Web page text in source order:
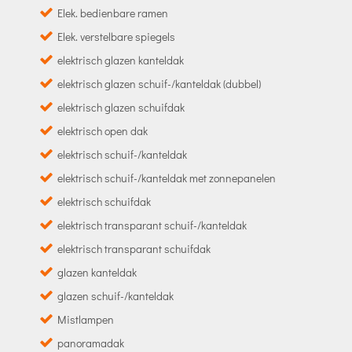
Elek. bedienbare ramen
Elek. verstelbare spiegels
elektrisch glazen kanteldak
elektrisch glazen schuif-/kanteldak (dubbel)
elektrisch glazen schuifdak
elektrisch open dak
elektrisch schuif-/kanteldak
elektrisch schuif-/kanteldak met zonnepanelen
elektrisch schuifdak
elektrisch transparant schuif-/kanteldak
elektrisch transparant schuifdak
glazen kanteldak
glazen schuif-/kanteldak
Mistlampen
panoramadak